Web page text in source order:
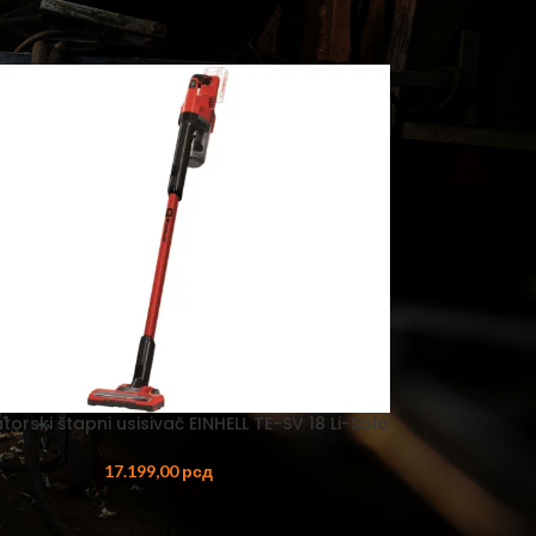
–
OREZIVANJE
štapni usisivač EINHELL TE-SV 18 Li-Solo
17.199,00рсд